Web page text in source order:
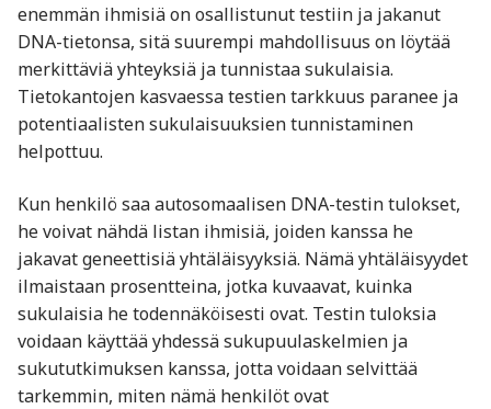
enemmän ihmisiä on osallistunut testiin ja jakanut
DNA-tietonsa, sitä suurempi mahdollisuus on löytää
merkittäviä yhteyksiä ja tunnistaa sukulaisia.
Tietokantojen kasvaessa testien tarkkuus paranee ja
potentiaalisten sukulaisuuksien tunnistaminen
helpottuu.
Kun henkilö saa autosomaalisen DNA-testin tulokset,
he voivat nähdä listan ihmisiä, joiden kanssa he
jakavat geneettisiä yhtäläisyyksiä. Nämä yhtäläisyydet
ilmaistaan prosentteina, jotka kuvaavat, kuinka
sukulaisia he todennäköisesti ovat. Testin tuloksia
voidaan käyttää yhdessä sukupuulaskelmien ja
sukututkimuksen kanssa, jotta voidaan selvittää
tarkemmin, miten nämä henkilöt ovat